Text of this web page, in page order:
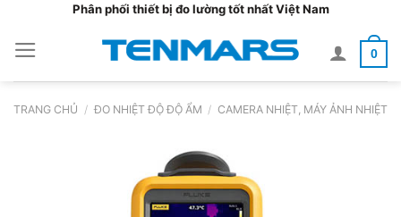
nội
dung
Phân phối thiết bị đo lường tốt nhất Việt Nam
0
TRANG CHỦ / ĐO NHIỆT ĐỘ ĐỘ ẨM / CAMERA NHIỆT, MÁY ẢNH NHIỆT